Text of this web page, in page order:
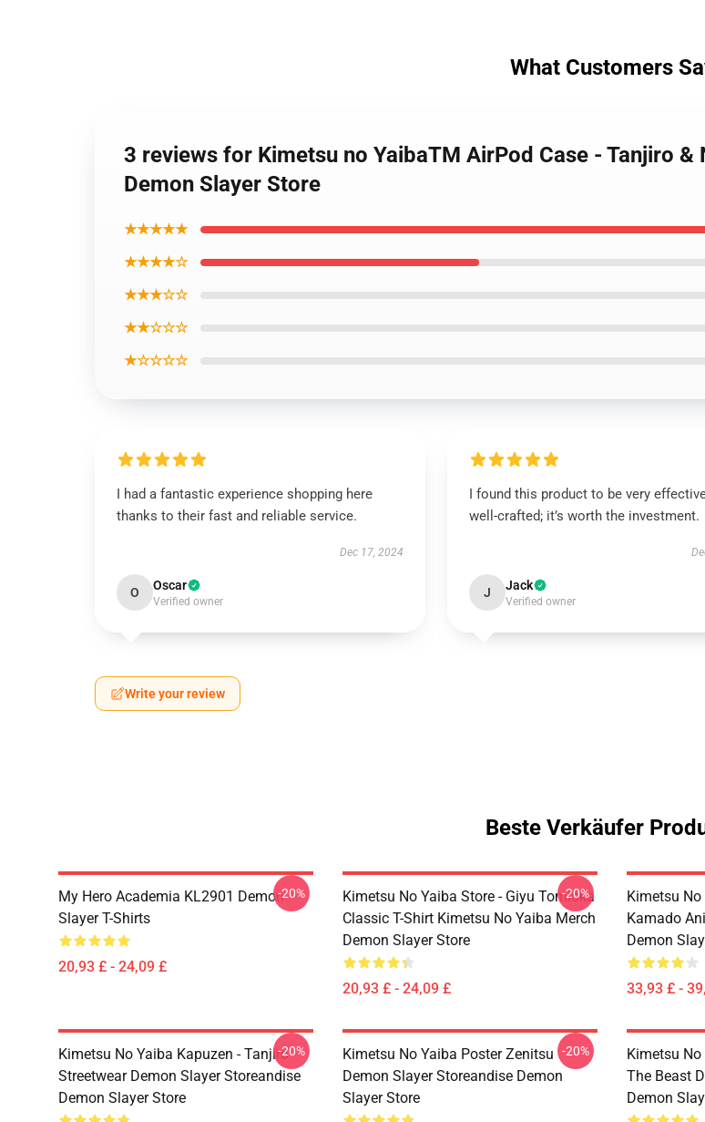
What Customers
3 reviews for Kimetsu no YaibaTM AirPod Case - Tanjiro
Demon Slayer Store
★★★★★
★★★★☆
★★★☆☆
★★☆☆☆
★☆☆☆☆
I had a fantastic experience shopping here
thanks to their fast and reliable service.
Dec 17, 2024
O Oscar
Verified owner
I found this product to be very
well-crafted; it’s worth the investment.
J Jack
Verified owner
Write your review
Beste Verkäufer
My Hero Academia KL2901 Demon
Slayer T-Shirts
20,93 £ - 24,09 £
-20%
Kimetsu No Yaiba Store - Giyu Tomioka
Classic T-Shirt Kimetsu No Yaiba Merch
Demon Slayer Store
20,93 £ - 24,09 £
-20%
Kimetsu
Kamado
Demon
33,93 £ -
Kimetsu No Yaiba Kapuzen - Tanjiro
Streetwear Demon Slayer Storeandise
Demon Slayer Store
-20%
Kimetsu No Yaiba Poster Zenitsu
Demon Slayer Storeandise Demon
Slayer Store
-20%
Kimetsu No
The Beast
Demon